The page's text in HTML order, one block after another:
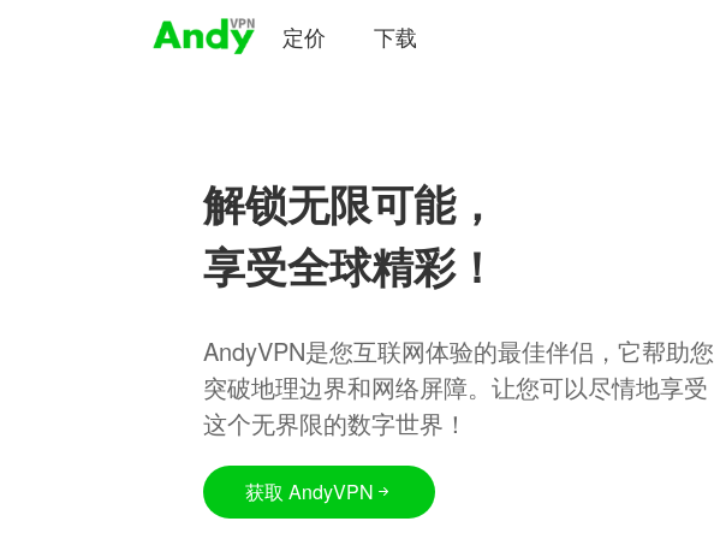
定价 下载
解锁无限可能，
享受全球精彩！
AndyVPN是您互联网体验的最佳伴侣，它帮助您
突破地理边界和网络屏障。让您可以尽情地享受
这个无界限的数字世界！
获取 AndyVPN